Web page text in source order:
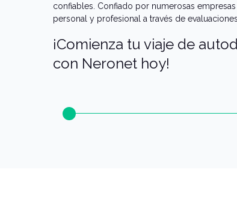
confiables. Confiado por numerosas
personal y profesional a través de
¡Comienza tu viaje de
con Neronet hoy!